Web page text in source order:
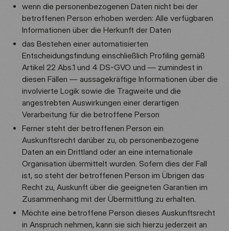
wenn die personenbezogenen Daten nicht bei der
betroffenen Person erhoben werden: Alle verfügbaren
Informationen über die Herkunft der Daten
das Bestehen einer automatisierten
Entscheidungsfindung einschließlich Profiling gemäß
Artikel 22 Abs.1 und 4 DS-GVO und — zumindest in
diesen Fällen — aussagekräftige Informationen über die
involvierte Logik sowie die Tragweite und die
angestrebten Auswirkungen einer derartigen
Verarbeitung für die betroffene Person
Ferner steht der betroffenen Person ein
Auskunftsrecht darüber zu, ob personenbezogene
Daten an ein Drittland oder an eine internationale
Organisation übermittelt wurden. Sofern dies der Fall
ist, so steht der betroffenen Person im Übrigen das
Recht zu, Auskunft über die geeigneten Garantien im
Zusammenhang mit der Übermittlung zu erhalten.
Möchte eine betroffene Person dieses Auskunftsrecht
in Anspruch nehmen, kann sie sich hierzu jederzeit an